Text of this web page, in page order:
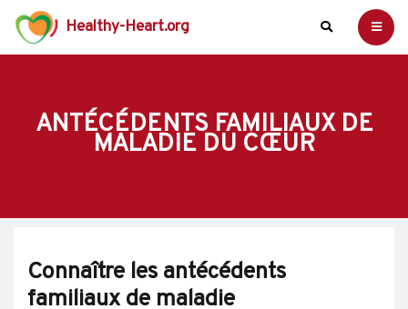
Healthy-Heart.org
ANTÉCÉDENTS FAMILIAUX DE
MALADIE DU CŒUR
Connaître les antécédents
familiaux de maladie